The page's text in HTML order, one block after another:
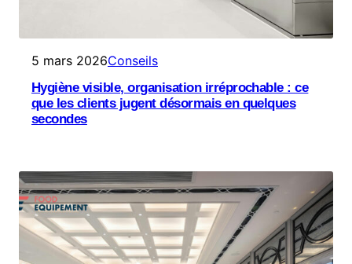
5 mars 2026Conseils
Hygiène visible, organisation irréprochable : ce
que les clients jugent désormais en quelques
secondes